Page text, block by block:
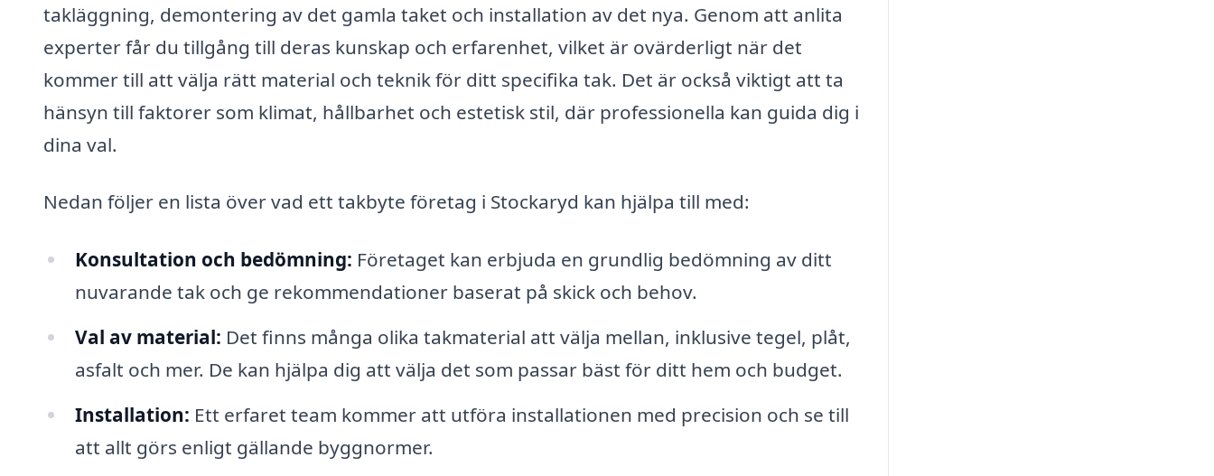
takläggning, demontering av det gamla taket och installation av det nya. Genom att anlita
experter får du tillgång till deras kunskap och erfarenhet, vilket är ovärderligt när det
kommer till att välja rätt material och teknik för ditt specifika tak. Det är också viktigt att ta
hänsyn till faktorer som klimat, hållbarhet och estetisk stil, där professionella kan guida dig i
dina val.
Nedan följer en lista över vad ett takbyte företag i Stockaryd kan hjälpa till med:
Konsultation och bedömning: Företaget kan erbjuda en grundlig bedömning av ditt
nuvarande tak och ge rekommendationer baserat på skick och behov.
Val av material: Det finns många olika takmaterial att välja mellan, inklusive tegel, plåt,
asfalt och mer. De kan hjälpa dig att välja det som passar bäst för ditt hem och budget.
Installation: Ett erfaret team kommer att utföra installationen med precision och se till
att allt görs enligt gällande byggnormer.